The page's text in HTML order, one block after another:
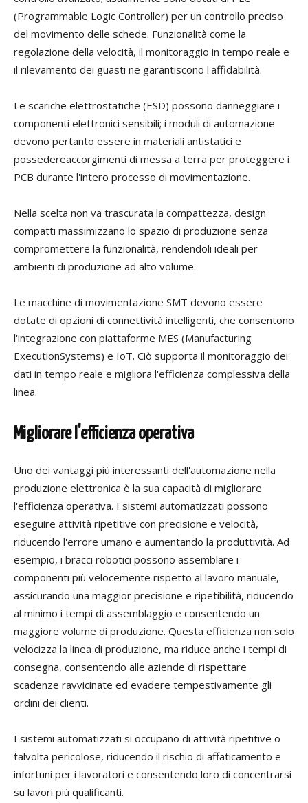
(Programmable Logic Controller) per un controllo preciso
del movimento delle schede. Funzionalità come la
regolazione della velocità, il monitoraggio in tempo reale e
il rilevamento dei guasti ne garantiscono l'affidabilità.
Le scariche elettrostatiche (ESD) possono danneggiare i
componenti elettronici sensibili; i moduli di automazione
devono pertanto essere in materiali antistatici e
possedereaccorgimenti di messa a terra per proteggere i
PCB durante l'intero processo di movimentazione.
Nella scelta non va trascurata la compattezza, design
compatti massimizzano lo spazio di produzione senza
compromettere la funzionalità, rendendoli ideali per
ambienti di produzione ad alto volume.
Le macchine di movimentazione SMT devono essere
dotate di opzioni di connettività intelligenti, che consentono
l'integrazione con piattaforme MES (Manufacturing
ExecutionSystems) e IoT. Ciò supporta il monitoraggio dei
dati in tempo reale e migliora l'efficienza complessiva della
linea.
Migliorare l'efficienza operativa
Uno dei vantaggi più interessanti dell'automazione nella
produzione elettronica è la sua capacità di migliorare
l'efficienza operativa. I sistemi automatizzati possono
eseguire attività ripetitive con precisione e velocità,
riducendo l'errore umano e aumentando la produttività. Ad
esempio, i bracci robotici possono assemblare i
componenti più velocemente rispetto al lavoro manuale,
assicurando una maggior precisione e ripetibilità, riducendo
al minimo i tempi di assemblaggio e consentendo un
maggiore volume di produzione. Questa efficienza non solo
velocizza la linea di produzione, ma riduce anche i tempi di
consegna, consentendo alle aziende di rispettare
scadenze ravvicinate ed evadere tempestivamente gli
ordini dei clienti.
I sistemi automatizzati si occupano di attività ripetitive o
talvolta pericolose, riducendo il rischio di affaticamento e
infortuni per i lavoratori e consentendo loro di concentrarsi
su lavori più qualificanti.